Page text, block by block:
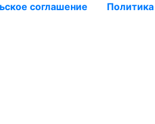
соглашение